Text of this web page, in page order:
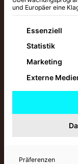
Zwei Tage
und Europäer eine
Es folgt
Essenziell
Statistik
Marketing
Externe
Präferenzen